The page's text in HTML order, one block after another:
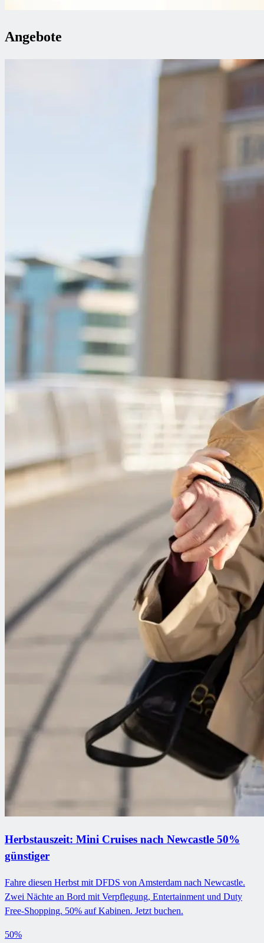
Angebote
Herbstauszeit: Mini Cruises nach Newcastle 50%
günstiger
Fahre diesen Herbst mit DFDS von Amsterdam nach Newcastle.
Zwei Nächte an Bord mit Verpflegung, Entertainment und Duty
Free-Shopping. 50% auf Kabinen. Jetzt buchen.
50%